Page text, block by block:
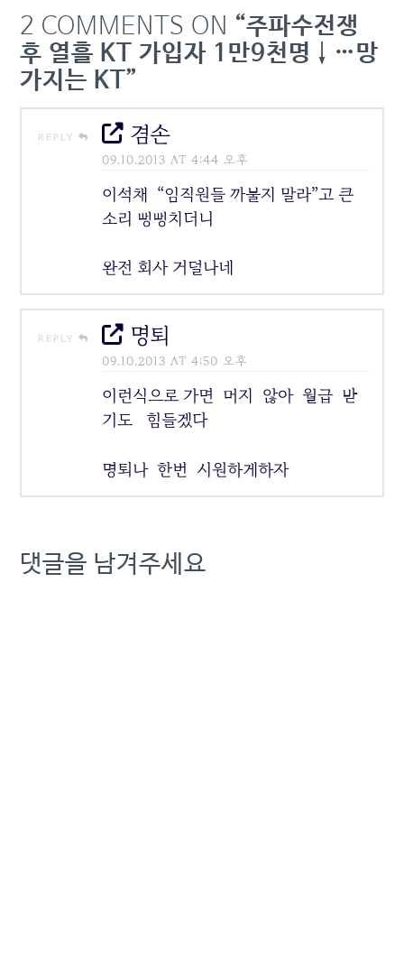
이상 투자(기지국 8700
국)’하라는 할당조건을 지키
라고 요구한 것이다. 하지
만 KT가 이를 지킬 수 있을
2 COMMENTS ON “주파수전쟁
후 열흘 KT 가입자 1만9천명↓…망
가지는 KT”
REPLY 겸손
09.10.2013 AT 4:44 오후
이석채 “임직원들 까불지 말라”고 큰
소리 뻥뻥치더니
완전 회사 거덜나네
REPLY 명퇴
09.10.2013 AT 4:50 오후
이런식으로 가면 머지 않아 월급 받
기도 힘들겠다
명퇴나 한번 시원하게하자
댓글을 남겨주세요